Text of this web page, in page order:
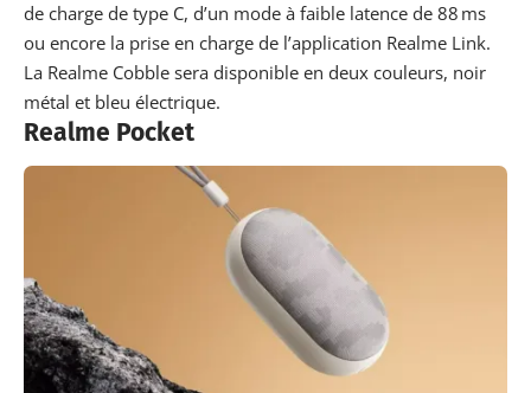
de charge de type C, d’un mode à faible latence de 88 ms
ou encore la prise en charge de l’application Realme Link.
La Realme Cobble sera disponible en deux couleurs, noir
métal et bleu électrique.
Realme Pocket